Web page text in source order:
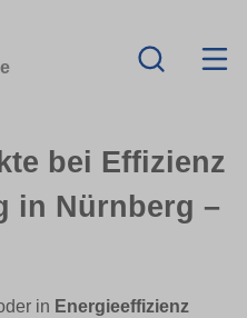
bei Effizienz
in Nürnberg –
in Energieeffizienz